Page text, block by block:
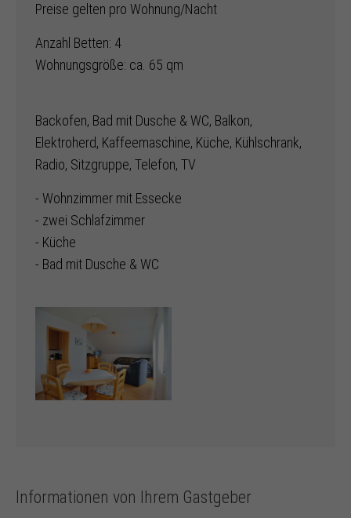
Preise gelten pro Wohnung/Nacht
Anzahl Betten: 4
Wohnungsgröße: ca. 65 qm
Backofen, Bad mit Dusche & WC, Balkon,
Elektroherd, Kaffeemaschine, Küche, Kühlschrank,
Radio, Sitzgruppe, Telefon, TV
- Wohnzimmer mit Essecke
- zwei Schlafzimmer
- Küche
- Bad mit Dusche & WC
Informationen von Ihrem Gastgeber